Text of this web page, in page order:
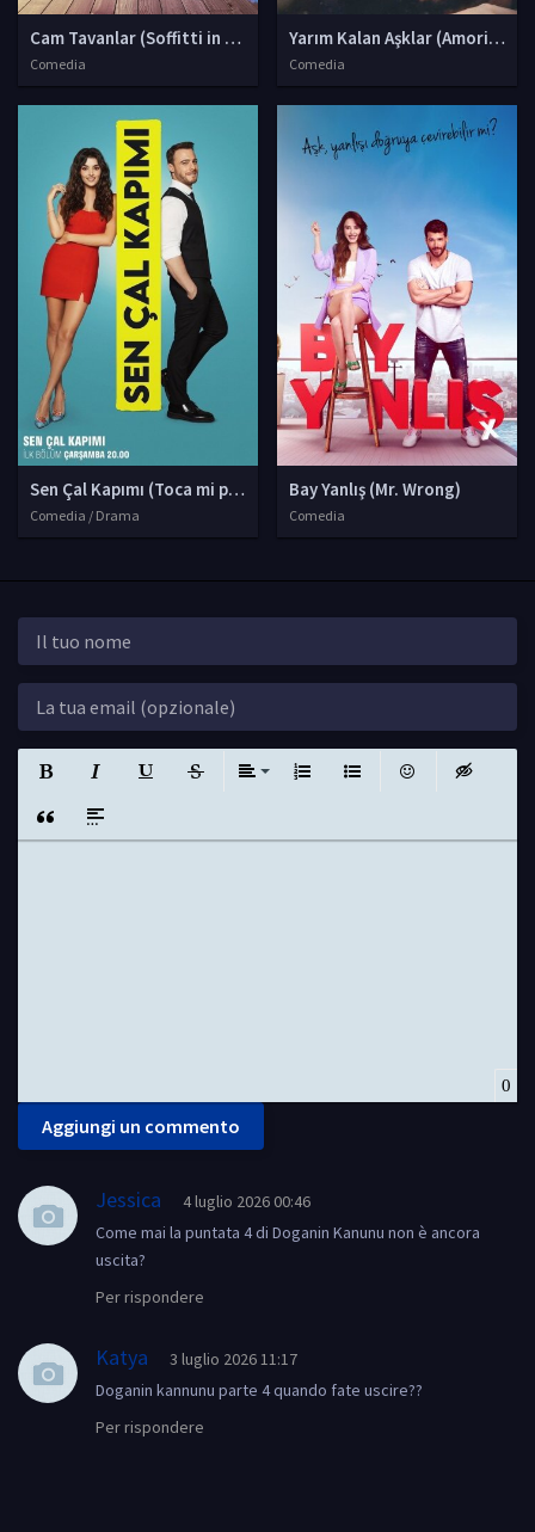
Cam Tavanlar (Soffitti in vetro)
Comedia
Yarım Kalan Aşklar (Amori
Comedia
Sen Çal Kapımı (Toca mi puerta)
Comedia / Drama
Bay Yanlış (Mr. Wrong)
Comedia
Insert QuoteInsert spoiler
0
Aggiungi un commento
Jessica
4 luglio 2026 00:46
Come mai la puntata 4 di Doganin Kanunu non è ancora
uscita?
Per rispondere
Katya
3 luglio 2026 11:17
Doganin kannunu parte 4 quando fate uscire??
Per rispondere